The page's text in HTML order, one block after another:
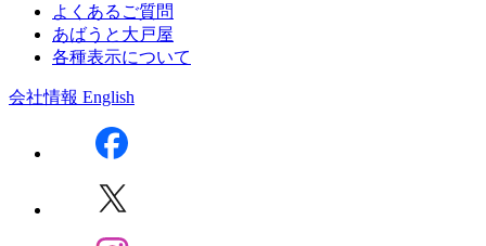
よくあるご質問
あばうと大戸屋
各種表示について
会社情報 English